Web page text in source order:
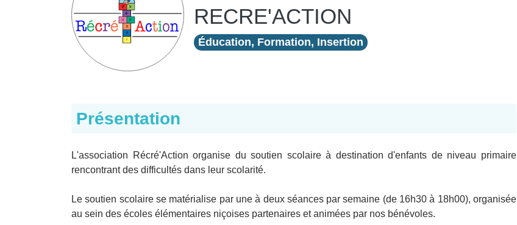
RECRE'ACTION
Éducation, Formation, Insertion
Présentation
L'association Récré'Action organise du soutien scolaire à destination d'enfants de niveau primaire
rencontrant des difficultés dans leur scolarité.
Le soutien scolaire se matérialise par une à deux séances par semaine (de 16h30 à 18h00), organisée
au sein des écoles élémentaires niçoises partenaires et animées par nos bénévoles.